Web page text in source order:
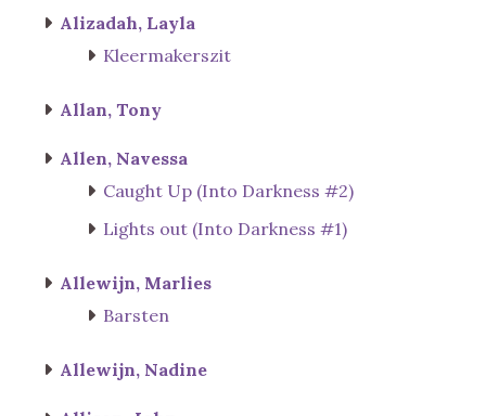
Alizadah, Layla
Kleermakerszit
Allan, Tony
Allen, Navessa
Caught Up (Into Darkness #2)
Lights out (Into Darkness #1)
Allewijn, Marlies
Barsten
Allewijn, Nadine